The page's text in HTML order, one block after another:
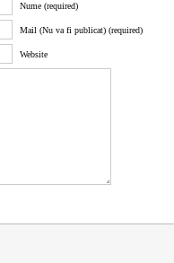
Nume (required)
Mail (Nu va fi publicat) (required)
Website